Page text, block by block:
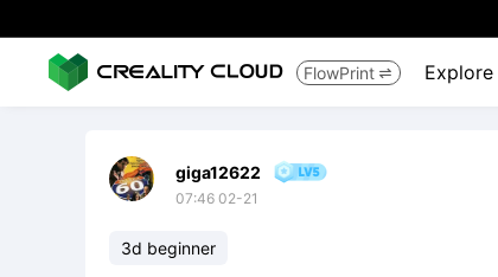
FlowPrint  Explore
giga12622
07:46 02-21
3d beginner